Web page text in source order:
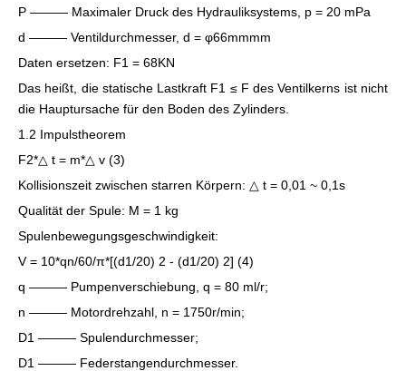
P ——— Maximaler Druck des Hydrauliksystems, p = 20 mPa
d ——— Ventildurchmesser, d = φ66mmmm
Daten ersetzen: F1 = 68KN
Das heißt, die statische Lastkraft F1 ≤ F des Ventilkerns ist nicht
die Hauptursache für den Boden des Zylinders.
1.2 Impulstheorem
F2*△ t = m*△ v (3)
Kollisionszeit zwischen starren Körpern: △ t = 0,01 ~ 0,1s
Qualität der Spule: M = 1 kg
Spulenbewegungsgeschwindigkeit:
V = 10*qn/60/π*[(d1/20) 2 - (d1/20) 2] (4)
q ——— Pumpenverschiebung, q = 80 ml/r;
n ——— Motordrehzahl, n = 1750r/min;
D1 ——— Spulendurchmesser;
D1 ——— Federstangendurchmesser.